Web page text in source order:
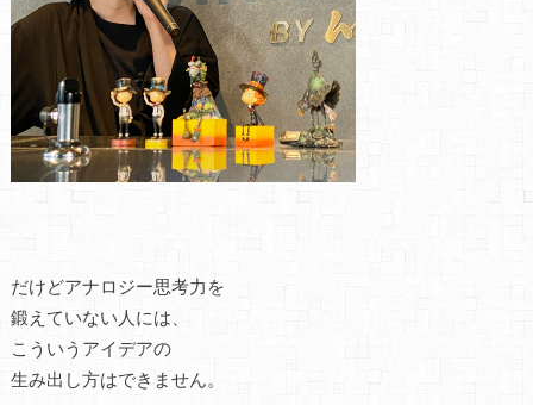
だけどアナロジー思考力を
鍛えていない人には、
こういうアイデアの
生み出し方はできません。